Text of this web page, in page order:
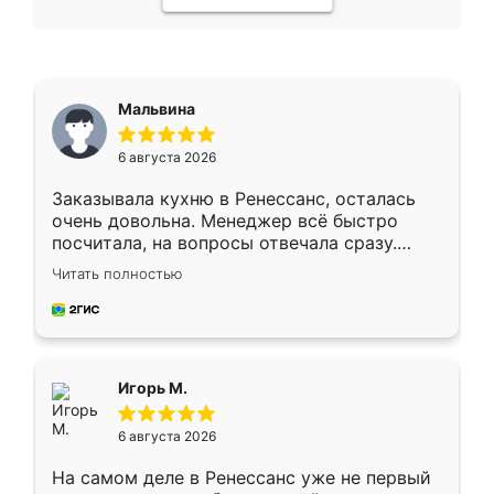
Мальвина
6 августа 2026
Заказывала кухню в Ренессанс, осталась
очень довольна. Менеджер всё быстро
посчитала, на вопросы отвечала сразу.
Замерщик приехал в субботу, подошёл к
делу со всей ответственностью. Собрали
за день, ребята работали аккуратно, даже
Читать полностью
Игорь М.
6 августа 2026
На самом деле в Ренессанс уже не первый